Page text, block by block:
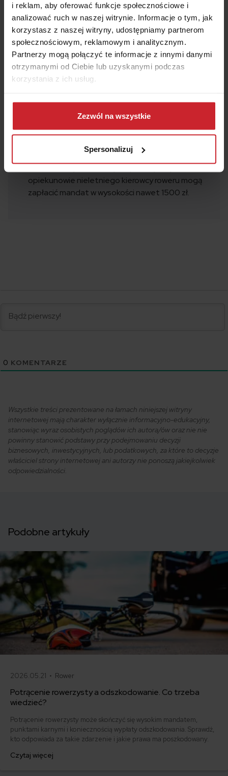
i reklam, aby oferować funkcje społecznościowe i
analizować ruch w naszej witrynie. Informacje o tym, jak
korzystasz z naszej witryny, udostępniamy partnerom
społecznościowym, reklamowym i analitycznym.
Partnerzy mogą połączyć te informacje z innymi danymi
otrzymanymi od Ciebie lub uzyskanymi podczas
korzystania z ich usług.
Dowiedz się więcej na temat tego, kim jesteśmy, jak
można się z nami skontaktować i w jaki sposób
przetwarzamy dane osobowe w ramachPolityki
Zezwól na wszystkie
Spersonalizuj
Nowelizacja według planów Ministerstwa
Infrastruktury miałaby wejść w życie w IV
kwartale 2022 roku.
Planowane zmiany dotyczyłby także zmian w
egzaminie na prawo jazdy m.in. utajnienie bazy
pytań egzaminacyjnych oraz możliwość
pobierania nauki od kierowców, a nie tylko
Dzieci powyżej 10. roku życia muszą posiadać
przepisami po drodze na rowerze lub hulajnodze
opiekunowie nieletniego kierowcy roweru mogą
zapłacić mandat w wysokości nawet 1500 zł.
0 KOMENTARZE
Wszystkie treści prezentowane na łamach niniejszej witryny
internetowej mają charakter wyłącznie informacyjno-edukacyjny,
stanowiąc wyraz osobistych poglądów ich autora/ów oraz nie nie
powinny stanowić podstawy przy podejmowaniu decyzji
biznesowych, inwestycyjnych, lub podatkowych, za które to decyzje
właściciel strony internetowej ani autorzy nie ponoszą jakiejkolwiek
odpowiedzialności.
Podobne artykuły
2026.05.21 • Rower
Potrącenie rowerzysty a odszkodowanie. Co trzeba
wiedzieć?
Potrącenie rowerzysty może skończyć się wysokim mandatem,
punktami karnymi i koniecznością wypłaty odszkodowania. Sprawdź,
kto odpowiada za takie zdarzenie i jakie prawa ma poszkodowany.
Czytaj więcej